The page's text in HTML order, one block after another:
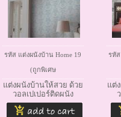
รหัส แต่งผนังบ้าน Home 19
(ถูกพิเศษ
แต่งผนังบ้านให้สวย ด้วย
วอลเปเปอร์ติดผนัง
รหัส
แต่